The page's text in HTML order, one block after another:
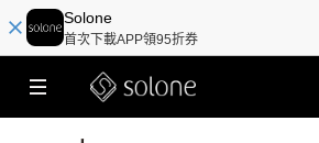
Solone
首次下載APP領95折券